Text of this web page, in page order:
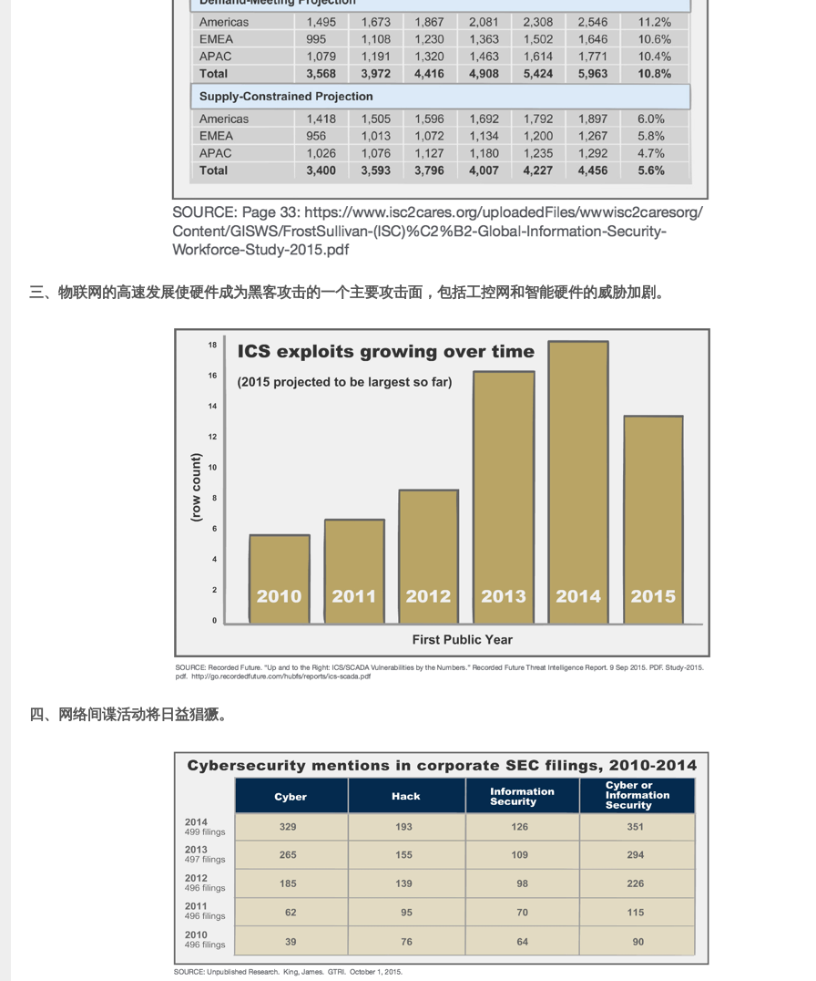
三、物联网的高速发展使硬件成为黑客攻击的一个主要攻击面，包括工控网和智能硬件的威胁加剧。
四、网络间谍活动将日益猖獗。